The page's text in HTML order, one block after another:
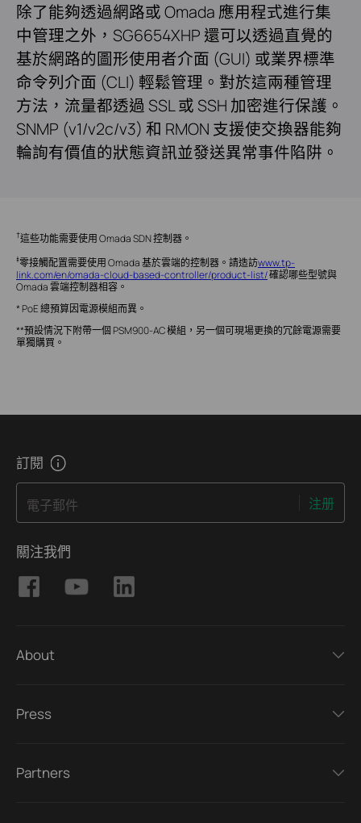
除了能夠透過網路或 Omada 應用程式進行集
中管理之外，SG6654XHP 還可以透過直覺的
基於網路的圖形使用者介面 (GUI) 或業界標準
命令列介面 (CLI) 輕鬆管理。對於這兩種管理
方法，流量都透過 SSL 或 SSH 加密進行保護。
SNMP (v1/v2c/v3) 和 RMON 支援使交換器能夠
輪詢有價值的狀態資訊並發送異常事件陷阱。
†這些功能需要使用 Omada SDN 控制器。
‡零接觸配置需要使用 Omada 基於雲端的控制器。請造訪www.tp-
link.com/en/omada-cloud-based-controller/product-list/確認哪些型號與
Omada 雲端控制器相容。
* PoE 總預算因電源模組而異。
**預設情況下附帶一個 PSM900-AC 模組，另一個可現場更換的冗餘電源需要
單獨購買。
訂閱
電子郵件 注册
關注我們
About
Press
Partners